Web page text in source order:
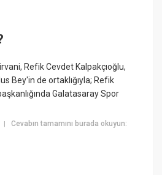
Refik Cevdet Kalpakçıoğlu,
Bey'in de ortaklığıyla; Refik
Galatasaray Spor
|Cevabın tamamını burada okuyun: